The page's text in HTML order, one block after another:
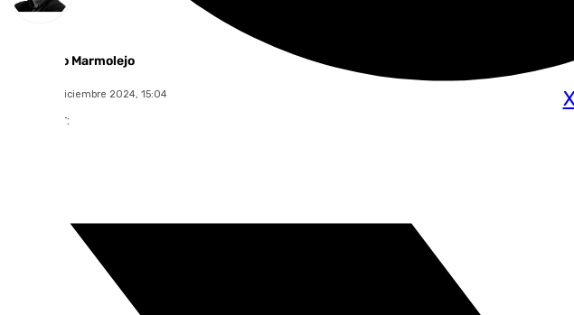
Francisco Marmolejo
jueves, 12 diciembre 2024, 15:04
Compartir: